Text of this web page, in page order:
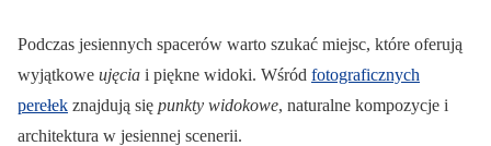
Podczas jesiennych spacerów warto szukać miejsc, które oferują
wyjątkowe ujęcia i piękne widoki. Wśród fotograficznych
perełek znajdują się punkty widokowe, naturalne kompozycje i
architektura w jesiennej scenerii.